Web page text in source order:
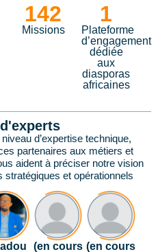
142
Missions
1
Plateforme
d’engagement
dédiée
aux
diasporas
africaines
d’expertise technique,
partenaires aux métiers et
aident à préciser notre vision
stratégiques et opérationnels
(en cours (en cours